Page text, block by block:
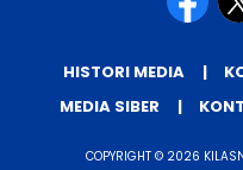
HISTORI MEDIA
MEDIA SIBER
COPYRIGHT © 2026